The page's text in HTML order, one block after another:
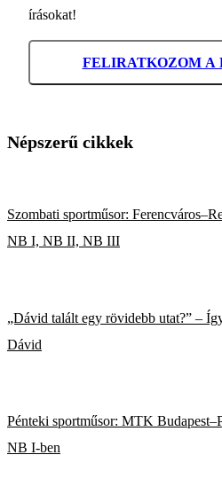
írásokat!
FELIRATKOZOM A
Népszerű cikkek
Szombati sportműsor:
NB I, NB II, NB III
„Dávid talált egy rövidebb utat?” –
Dávid
Pénteki sportműsor: MTK
NB I-ben